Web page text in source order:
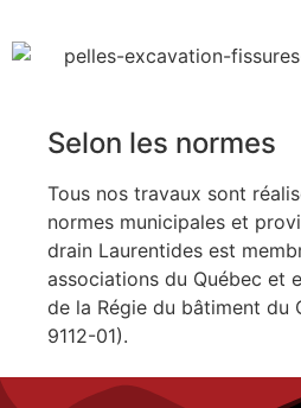
Selon les normes
Tous nos travaux sont
normes municipales et
drain Laurentides est
associations du Québec et
de la Régie du bâtiment du
9112-01).